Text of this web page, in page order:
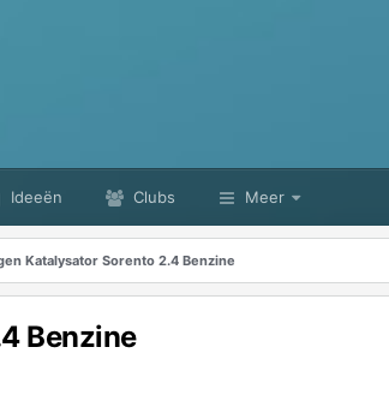
Ideeën Clubs Meer
Katalysator Sorento 2.4 Benzine
Benzine